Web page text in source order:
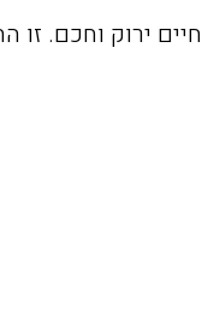
ירוק וחכם. זו